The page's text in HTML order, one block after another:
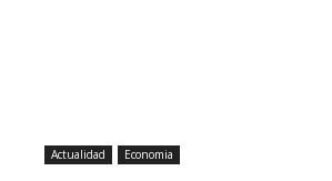
Actualidad Economia